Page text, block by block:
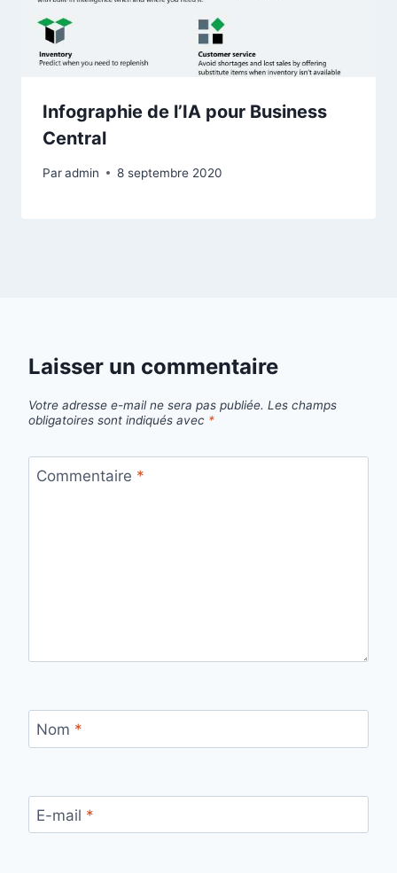
Infographie de l’IA pour Business
Central
Paradmin 8 septembre 2020
Laisser un commentaire
Votre adresse e-mail ne sera pas publiée. Les champs
obligatoires sont indiqués avec *
Commentaire *
Nom *
E-mail *